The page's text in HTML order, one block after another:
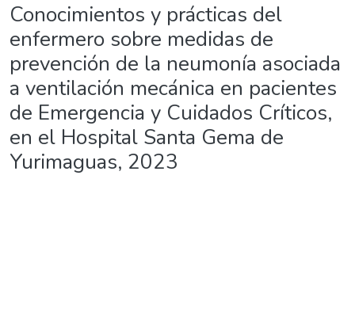
Conocimientos y prácticas del
enfermero sobre medidas de
prevención de la neumonía asociada
a ventilación mecánica en pacientes
de Emergencia y Cuidados Críticos,
en el Hospital Santa Gema de
Yurimaguas, 2023